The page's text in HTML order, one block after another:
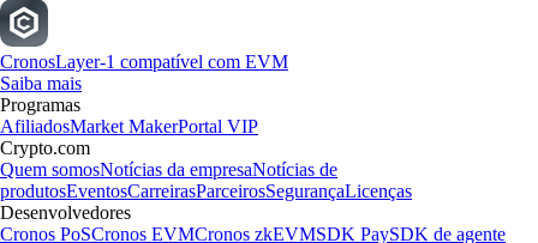
CronosLayer-1 compatível com EVM
Saiba mais
Programas
AfiliadosMarket MakerPortal VIP
Crypto.com
Quem somosNotícias da empresaNotícias de
produtosEventosCarreirasParceirosSegurançaLicenças
Desenvolvedores
Cronos PoSCronos EVMCronos zkEVMSDK PaySDK de agente